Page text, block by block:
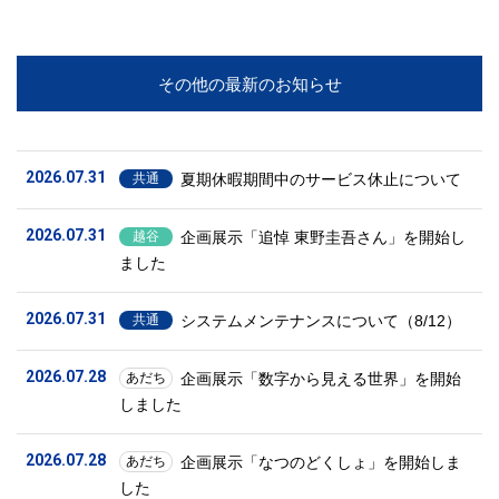
その他の最新のお知らせ
2026.07.31 共通 夏期休暇期間中のサービス休止について
2026.07.31 越谷
企画展示「追悼 東野圭吾さん」を開始し
ました
2026.07.31 共通 システムメンテナンスについて（8/12）
2026.07.28 あだち
企画展示「数字から見える世界」を開始
しました
2026.07.28 あだち
企画展示「なつのどくしょ」を開始しま
した